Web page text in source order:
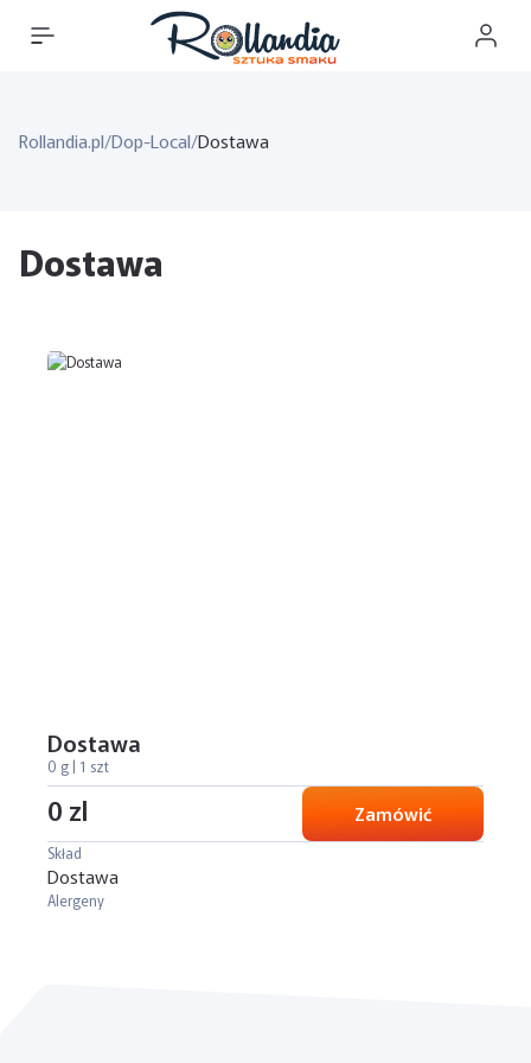
Rollandia.pl/Dop-Local/Dostawa
Dostawa
Dostawa
0 g | 1 szt
0 zl Zamówić
Skład
Dostawa
Alergeny